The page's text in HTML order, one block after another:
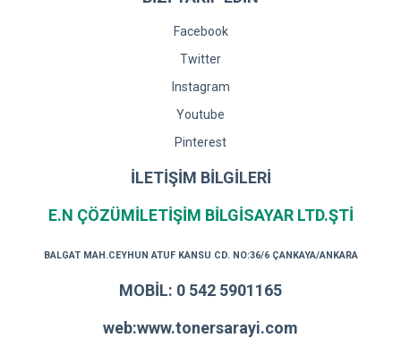
Facebook
Twitter
Instagram
Youtube
Pinterest
İLETİŞİM BİLGİLERİ
E.N ÇÖZÜMİLETİŞİM BİLGİSAYAR LTD.ŞTİ
BALGAT MAH.CEYHUN ATUF KANSU CD. NO:36/6 ÇANKAYA/ANKARA
MOBİL: 0 542 5901165
web:www.tonersarayi.com